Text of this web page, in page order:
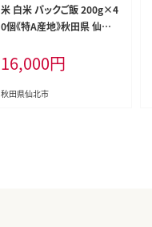
米 白米 パックご飯 200g×4
0個《特A産地》秋田県 仙北
はん【 パックご飯 パックライ
ス ご飯 ご飯パック ごはんパ
ック パック レトルト 米】
16,000円
秋田県仙北市